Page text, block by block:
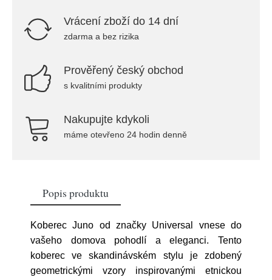
Vrácení zboží do 14 dní
zdarma a bez rizika
Prověřený český obchod
s kvalitními produkty
Nakupujte kdykoli
máme otevřeno 24 hodin denně
Popis produktu
Koberec Juno od značky Universal vnese do
vašeho domova pohodlí a eleganci. Tento
koberec ve skandinávském stylu je zdobený
geometrickými vzory inspirovanými etnickou